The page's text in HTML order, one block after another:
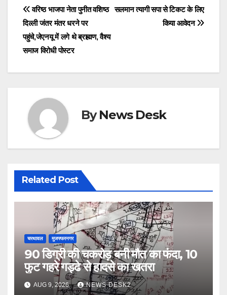
e
b
o
o
k
o
d
o
n
e
Post
navigation
सलमान त्यागी सपा से टिकट के लिए
किया आवेदन
वरिष्ठ भाजपा नेता पुनीत वशिष्ठ
दिल्ली जंतर मंतर धरने पर
पहुंचे,जेएनयू में लगे थे ब्राह्मण, वैश्य
समाज विरोधी पोस्टर
ByNews Desk
Related Post
चरथावल मुजफ्फरनगर
90 डिग्री की चकरोड़ बनी मौत का फंदा, 10
फुट गहरे गड्ढे से हादसे का खतरा
AUG 9, 2026 NEWS DESK2